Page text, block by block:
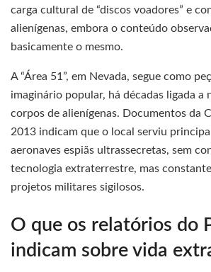
carga cultural de “discos voadores” e
alienígenas, embora o conteúdo
basicamente o mesmo.
A “Área 51”, em Nevada, segue como
imaginário popular, há décadas ligada a
corpos de alienígenas. Documentos da
2013 indicam que o local serviu
aeronaves espiãs ultrassecretas, sem
tecnologia extraterrestre, mas
projetos militares sigilosos.
O que os relatórios do
indicam sobre vida